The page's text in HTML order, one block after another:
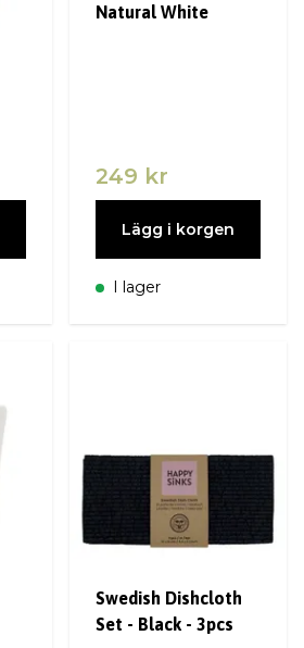
Natural White
249 kr
Lägg i korgen
I lager
Swedish Dishcloth
Set - Black - 3pcs